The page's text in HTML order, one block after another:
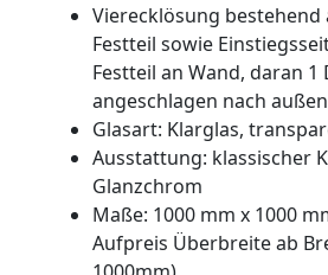
Vierecklösung bestehend
Festteil sowie
Festteil an Wand, daran
angeschlagen nach
Glasart: Klarglas,
Ausstattung: klassischer
Glanzchrom
Maße: 1000 mm x 1000
Aufpreis Überbreite ab